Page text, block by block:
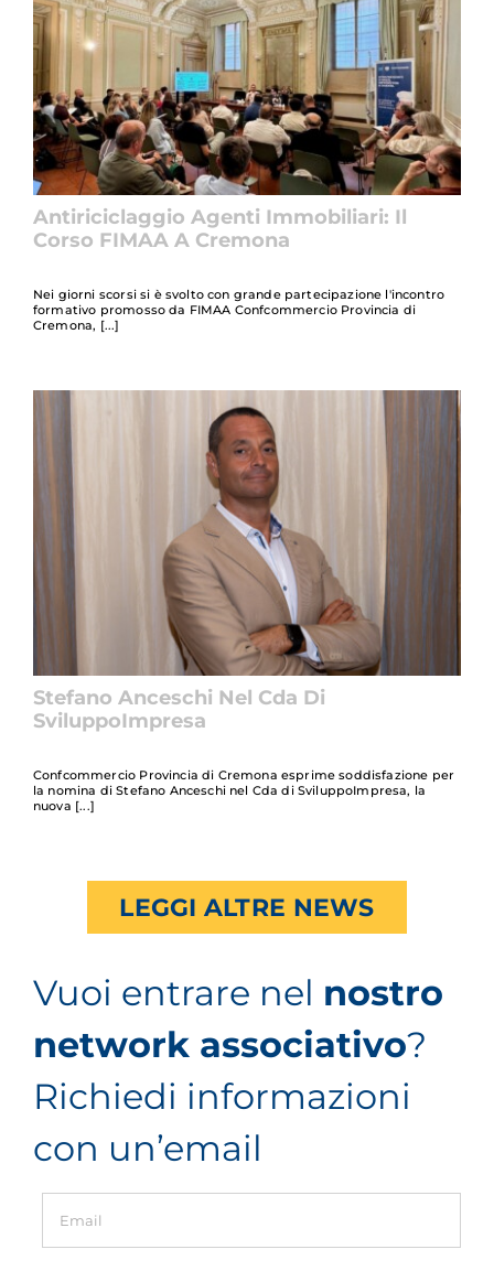
Scopri altri bandi attivi cliccandoqui
Antiriciclaggio Agenti Immobiliari: Il
Corso FIMAA A Cremona
Nei giorni scorsi si è svolto con grande partecipazione l'incontro
formativo promosso da FIMAA Confcommercio Provincia di
Cremona,
Stefano Anceschi Nel Cda Di
SviluppoImpresa
Confcommercio Provincia di Cremona esprime soddisfazione per
la nomina di Stefano Anceschi nel Cda di SviluppoImpresa, la
nuova
LEGGI ALTRE NEWS
Vuoi entrare nel nostro
network associativo?
Richiedi informazioni
con un’email